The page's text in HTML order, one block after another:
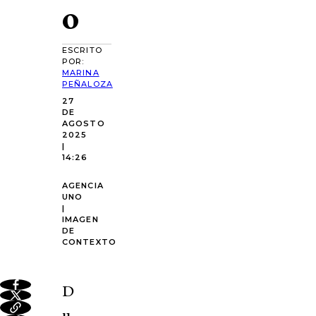
o
ESCRITO
POR:
MARINA
PEÑALOZA
27
DE
AGOSTO
2025
|
14:26
AGENCIA
UNO
|
IMAGEN
DE
CONTEXTO
D